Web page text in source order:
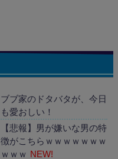
ブブ家のドタバタが、今日
も愛おしい！
【悲報】男が嫌いな男の特
徴がこちらｗｗｗｗｗｗｗ
ｗｗｗ NEW!